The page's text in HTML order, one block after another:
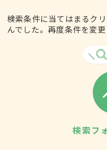
検索条件に当てはまるク
んでした。再度条件を変
検索フ